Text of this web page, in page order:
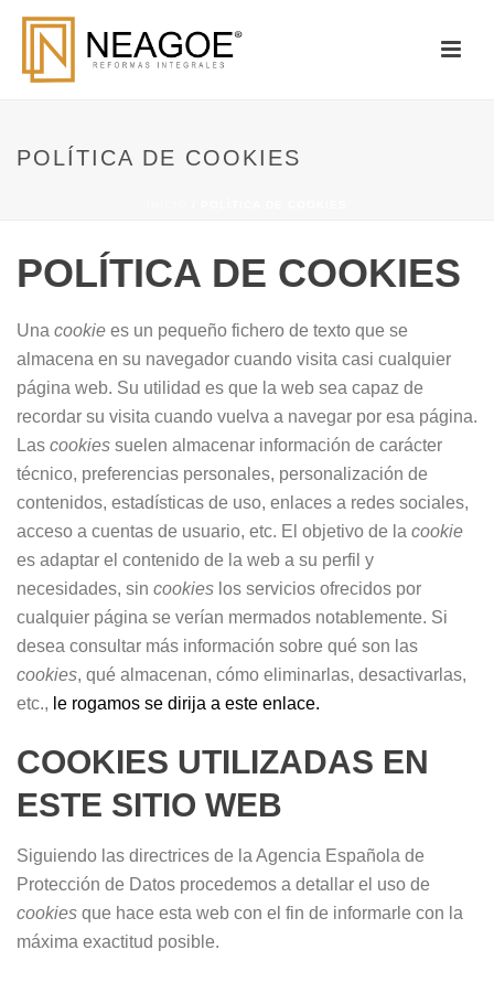
POLÍTICA DE COOKIES
POLÍTICA DE COOKIES
Una cookie es un pequeño fichero de texto que se
almacena en su navegador cuando visita casi cualquier
página web. Su utilidad es que la web sea capaz de
recordar su visita cuando vuelva a navegar por esa página.
Las cookies suelen almacenar información de carácter
técnico, preferencias personales, personalización de
contenidos, estadísticas de uso, enlaces a redes sociales,
acceso a cuentas de usuario, etc. El objetivo de la cookie
es adaptar el contenido de la web a su perfil y
necesidades, sin cookies los servicios ofrecidos por
cualquier página se verían mermados notablemente. Si
desea consultar más información sobre qué son las
cookies, qué almacenan, cómo eliminarlas, desactivarlas,
etc., le rogamos se dirija a este enlace.
COOKIES UTILIZADAS EN
ESTE SITIO WEB
Siguiendo las directrices de la Agencia Española de
Protección de Datos procedemos a detallar el uso de
cookies que hace esta web con el fin de informarle con la
máxima exactitud posible.